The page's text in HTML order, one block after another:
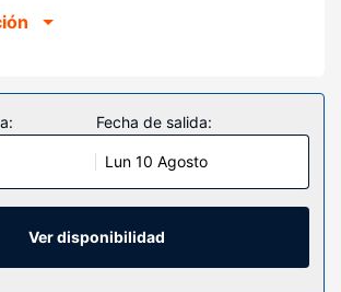
en tu propia casa en cualquiera de las 90
aire acondicionado. La conexión wifi
en contacto con los tuyos. Además,
de canales por satélite. El cuarto de baño
y bañera combinadas. Entre las
incluyen escritorio, cafetera y tetera y
Fecha de salida:
Lun 10 Agosto
Ver disponibilidad